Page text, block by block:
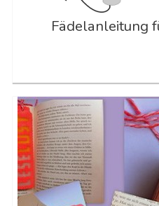
Fädelanleitung